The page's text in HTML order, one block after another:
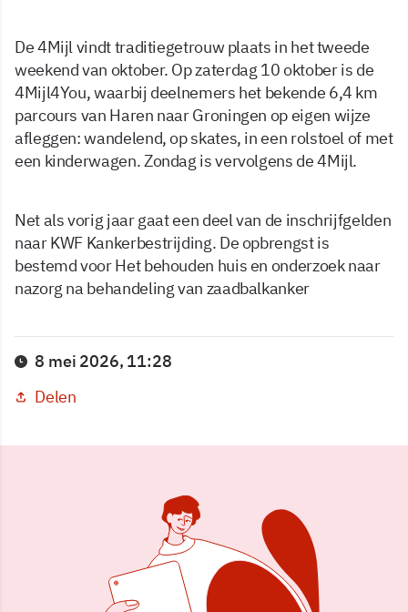
De 4Mijl vindt traditiegetrouw plaats in het tweede
weekend van oktober. Op zaterdag 10 oktober is de
4Mijl4You, waarbij deelnemers het bekende 6,4 km
parcours van Haren naar Groningen op eigen wijze
afleggen: wandelend, op skates, in een rolstoel of met
een kinderwagen. Zondag is vervolgens de 4Mijl.
Net als vorig jaar gaat een deel van de inschrijfgelden
naar KWF Kankerbestrijding. De opbrengst is
bestemd voor Het behouden huis en onderzoek naar
nazorg na behandeling van zaadbalkanker
8 mei 2026, 11:28
Delen